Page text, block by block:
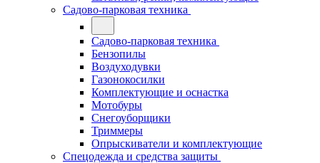
Садово-парковая техника
Садово-парковая техника
Бензопилы
Воздуходувки
Газонокосилки
Комплектующие и оснастка
Мотобуры
Снегоуборщики
Триммеры
Опрыскиватели и комплектующие
Спецодежда и средства защиты